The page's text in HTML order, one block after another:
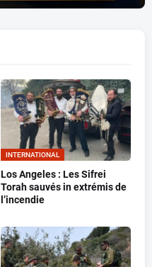
INTERNATIONAL
Los Angeles : Les Sifrei
Torah sauvés in extrémis de
l’incendie